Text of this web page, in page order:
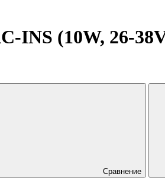
INS (10W, 26-
Сравнение